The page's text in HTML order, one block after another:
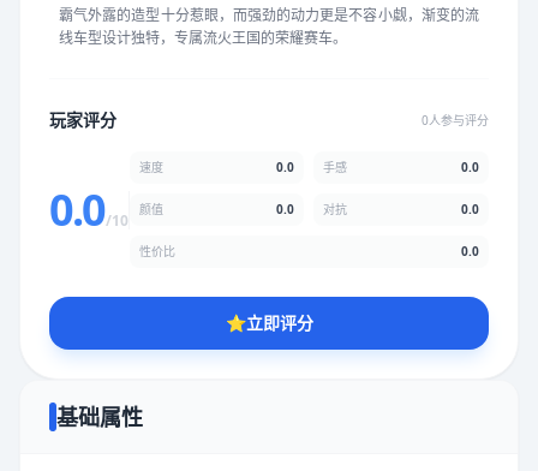
霸气外露的造型十分惹眼，而强劲的动力更是不容小觑，渐变的流
线车型设计独特，专属流火王国的荣耀赛车。
玩家评分 0人参与评分
0.0/10
速度 0.0 手感 0.0
颜值 0.0 对抗 0.0
性价比 0.0
⭐立即评分
基础属性
手感 5.0分
★★ ★ ★
性价比
★★★★★★★★★★